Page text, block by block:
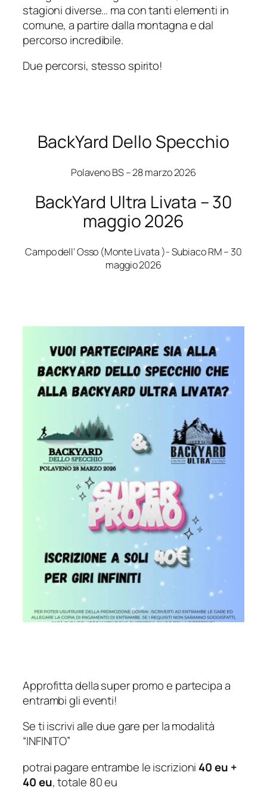
stagioni diverse… ma con tanti elementi in
comune, a partire dalla montagna e dal
percorso incredibile.
Due percorsi, stesso spirito!
BackYard Dello Specchio
Polaveno BS – 28 marzo 2026
BackYard Ultra Livata – 30
maggio 2026
Campo dell’ Osso (Monte Livata )- Subiaco RM – 30
maggio 2026
Approfitta della super promo e partecipa a
entrambi gli eventi!
Se ti iscrivi alle due gare per la modalità
“INFINITO”
potrai pagare entrambe le iscrizioni 40 eu +
40 eu, totale 80 eu